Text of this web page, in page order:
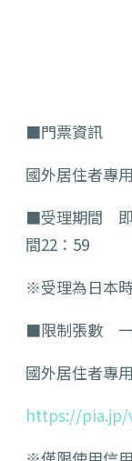
■門票資訊
國外居住者專
■受理期間 即
間22：59
※受理為日本
■限制張數 一
國外居住者專
https://pia.jp/